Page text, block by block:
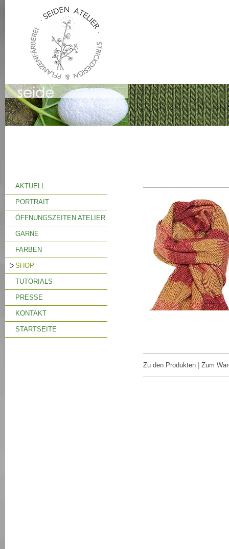
AKTUELL
PORTRAIT
ÖFFNUNGSZEITEN ATELIER
GARNE
FARBEN
SHOP
TUTORIALS
PRESSE
KONTAKT
STARTSEITE
Zu den Produkten Zum